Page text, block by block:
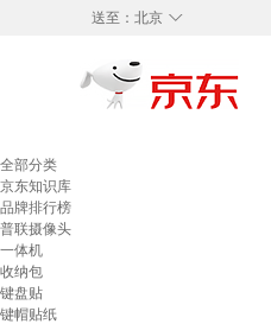
◇
送至： 北京
全部分类
京东知识库
品牌排行榜
普联摄像头
一体机
收纳包
键盘贴
键帽贴纸